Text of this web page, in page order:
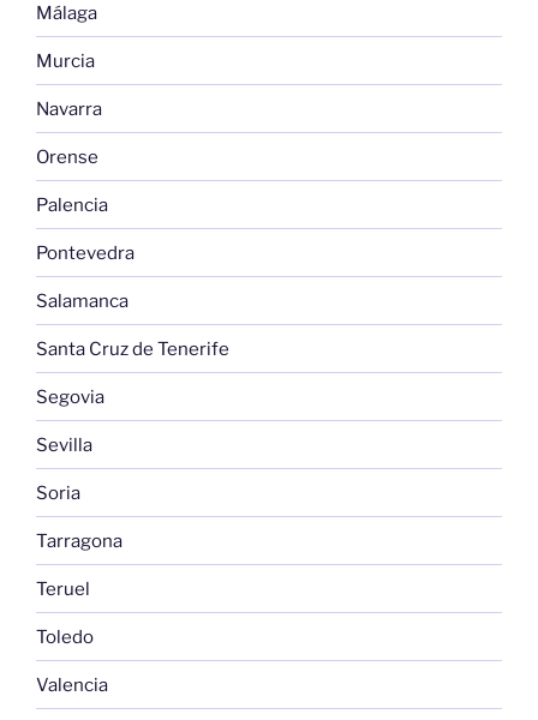
Málaga
Murcia
Navarra
Orense
Palencia
Pontevedra
Salamanca
Santa Cruz de Tenerife
Segovia
Sevilla
Soria
Tarragona
Teruel
Toledo
Valencia